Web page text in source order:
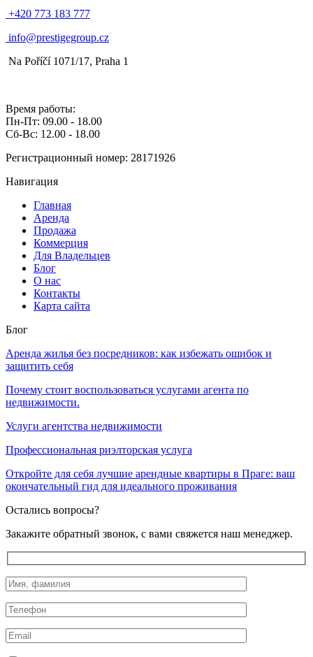
+420 773 183 777
info@prestigegroup.cz
Na Poříčí 1071/17, Praha 1
Время работы:
Пн-Пт: 09.00 - 18.00
Сб-Вс: 12.00 - 18.00
Регистрационный номер: 28171926
Навигация
Главная
Аренда
Продажа
Коммерция
Для Владельцев
Блог
О нас
Контакты
Карта сайта
Блог
Аренда жилья без посредников: как избежать ошибок и
защитить себя
Почему стоит воспользоваться услугами агента по
недвижимости.
Услуги агентства недвижимости
Профессиональная риэлторская услуга
Откройте для себя лучшие арендные квартиры в Праге: ваш
окончательный гид для идеального проживания
Остались вопросы?
Закажите обратный звонок, с вами свяжется наш менеджер.